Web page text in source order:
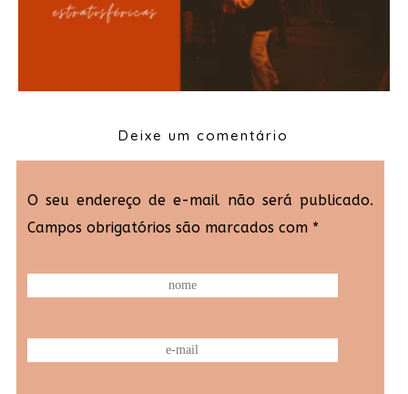
Deixe um comentário
O seu endereço de e-mail não será publicado.
Campos obrigatórios são marcados com *